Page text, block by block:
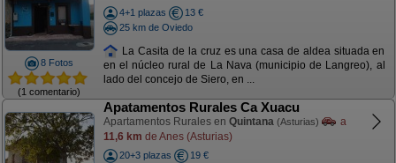
8 Fotos
(1 comentario)
4+1 plazas
13 €
25 km de Oviedo
La Casita de la cruz es una casa de aldea situada en
en el núcleo rural de La Nava (municipio de Langreo), al
lado del concejo de Siero, en ...
Apatamentos Rurales Ca Xuacu
Apartamentos Rurales en Quintana (Asturias)
a
11,6 km de Anes (Asturias)
20+3 plazas
19 €